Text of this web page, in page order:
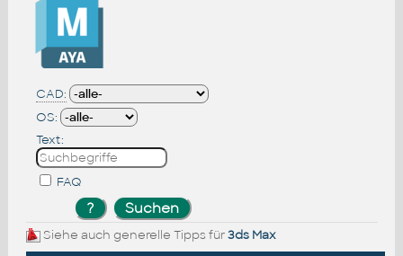
CAD:
OS:
Text:
FAQ
Siehe auch generelle Tipps für3ds Max